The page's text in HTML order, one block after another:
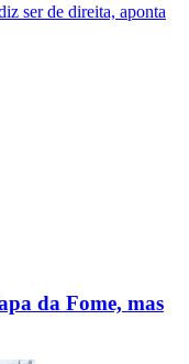
ser de direita, aponta
da Fome, mas